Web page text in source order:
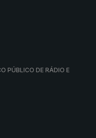
PÚBLICO DE RÁDIO E